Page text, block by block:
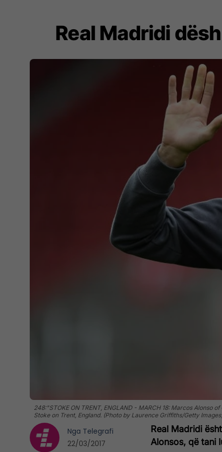
Real Madridi
248:"STOKE ON TRENT, ENGLAND - MARCH 18: Marcos
Stoke on Trent, England. (Photo by Laurence Griffiths/Getty
Real Madridi
Alonsos, që tani
Nga Telegrafi
22/03/2017